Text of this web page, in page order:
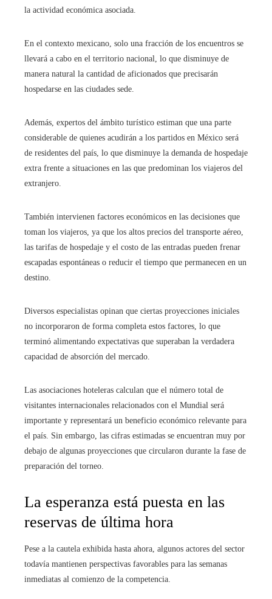
la actividad económica asociada.
En el contexto mexicano, solo una fracción de los encuentros se
llevará a cabo en el territorio nacional, lo que disminuye de
manera natural la cantidad de aficionados que precisarán
hospedarse en las ciudades sede.
Además, expertos del ámbito turístico estiman que una parte
considerable de quienes acudirán a los partidos en México será
de residentes del país, lo que disminuye la demanda de hospedaje
extra frente a situaciones en las que predominan los viajeros del
extranjero.
También intervienen factores económicos en las decisiones que
toman los viajeros, ya que los altos precios del transporte aéreo,
las tarifas de hospedaje y el costo de las entradas pueden frenar
escapadas espontáneas o reducir el tiempo que permanecen en un
destino.
Diversos especialistas opinan que ciertas proyecciones iniciales
no incorporaron de forma completa estos factores, lo que
terminó alimentando expectativas que superaban la verdadera
capacidad de absorción del mercado.
Las asociaciones hoteleras calculan que el número total de
visitantes internacionales relacionados con el Mundial será
importante y representará un beneficio económico relevante para
el país. Sin embargo, las cifras estimadas se encuentran muy por
debajo de algunas proyecciones que circularon durante la fase de
preparación del torneo.
La esperanza está puesta en las
reservas de última hora
Pese a la cautela exhibida hasta ahora, algunos actores del sector
todavía mantienen perspectivas favorables para las semanas
inmediatas al comienzo de la competencia.